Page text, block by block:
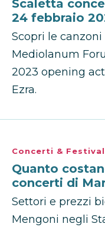
Scaletta
24 febbraio
Scopri le canzoni
Mediolanum
2023 opening
Ezra.
Concerti & Festival
Quanto
concerti di
Settori e prezzi
Mengoni negli